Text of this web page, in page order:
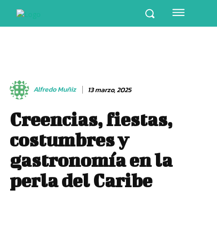
Alfredo Muñiz 13 marzo, 2025
Creencias, fiestas,
costumbres y
gastronomía en la
perla del Caribe